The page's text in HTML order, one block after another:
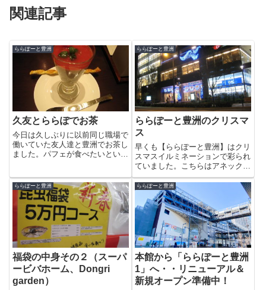
関連記事
ららぽーと豊洲
久友とららぽでお茶
今日は久しぶりに以前同じ職場で
働いていた友人達と豊洲でお茶し
ました。パフェが食べたいという
ツ。久しぶりにいろんな話が聞き
ながら中国茶とケーキをいただき
ます。同じららぽでも人によって
売...
ららぽーと豊洲
ららぽーと豊洲のクリスマ
ス
早くも【ららぽーと豊洲】はクリ
スマスイルミネーションで彩られ
ていました。こちらはアネック
ス。こっちが本館。ららぽーと豊
洲の色である“青”が鮮やかです。
これから、少しづつ豊洲の街もク
リスマス色に変わっていきます。
ららぽーと豊洲
福袋の中身その２（スーパ
ービバホーム、Dongri
garden）
ららぽーと豊洲
本館から「ららぽーと豊洲
1」へ・・リニューアル＆
新規オープン準備中！